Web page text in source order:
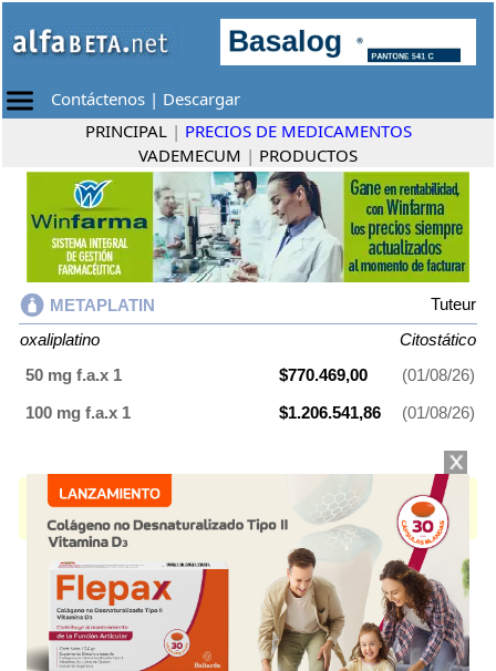
Contáctenos | Descargar
PRINCIPAL | PRECIOS DE MEDICAMENTOS
VADEMECUM | PRODUCTOS
METAPLATIN
Tuteur
oxaliplatino
Citostático
50 mg f.a.x 1
$770.469,00
(01/08/26)
100 mg f.a.x 1
$1.206.541,86 (01/08/26)
METAPLATINcontiene y se indica como Citostático. Es
producido porTuteur y cuenta con 2 presentaciones disponibles.
Explorar más
Otros productos con
oxaliplatino
Otros productos de